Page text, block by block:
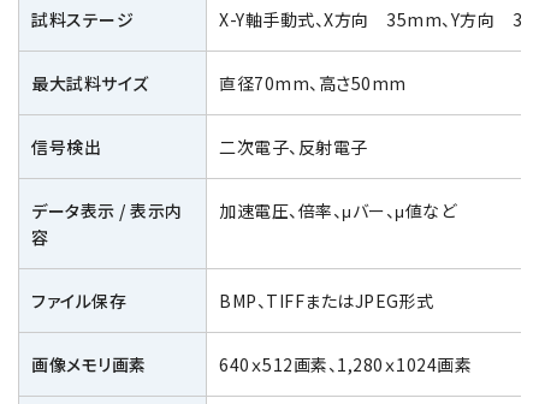
開発秘話
カタログダウンロード
お客様紹介 / 開発秘話
用語集
試料ステージ X-Y軸手動式、X方向 35mm、Y方向
最大試料サイズ 直径70mm、高さ50mm
信号検出 二次電子、反射電子
データ表示 / 表示内
容
加速電圧、倍率、μバー、μ値など
ファイル保存 BMP、TIFFまたはJPEG形式
画像メモリ画素 640ｘ512画素、1,280ｘ1024画素